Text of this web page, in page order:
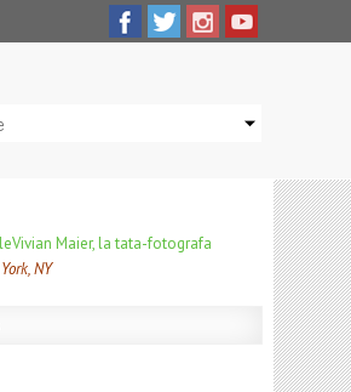
Vivian Maier, la tata-fotografa
NY